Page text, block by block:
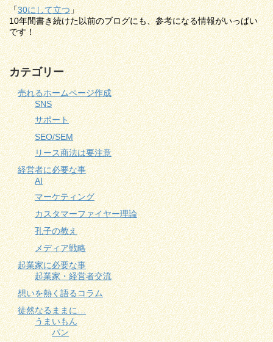
「30にして立つ」
10年間書き続けた以前のブログにも、参考になる情報がいっぱい
です！
カテゴリー
売れるホームページ作成
SNS
サポート
SEO/SEM
リース商法は要注意
経営者に必要な事
AI
マーケティング
カスタマーファイヤー理論
孔子の教え
メディア戦略
起業家に必要な事
起業家・経営者交流
想いを熱く語るコラム
徒然なるままに…
うまいもん
パン